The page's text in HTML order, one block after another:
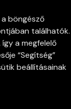
böngésző
találhatók.
a megfelelő
“Segítség”
beállításainak